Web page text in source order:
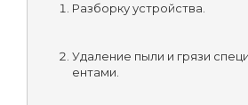
Разборку устройства.
Удаление пыли и грязи
ентами.